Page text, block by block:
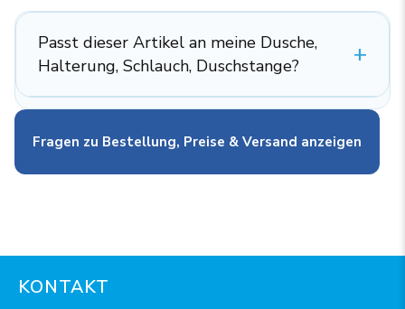
Passt dieser Artikel an meine Dusche,
Halterung, Schlauch, Duschstange?
Fragen zu Bestellung, Preise & Versand anzeigen
KONTAKT